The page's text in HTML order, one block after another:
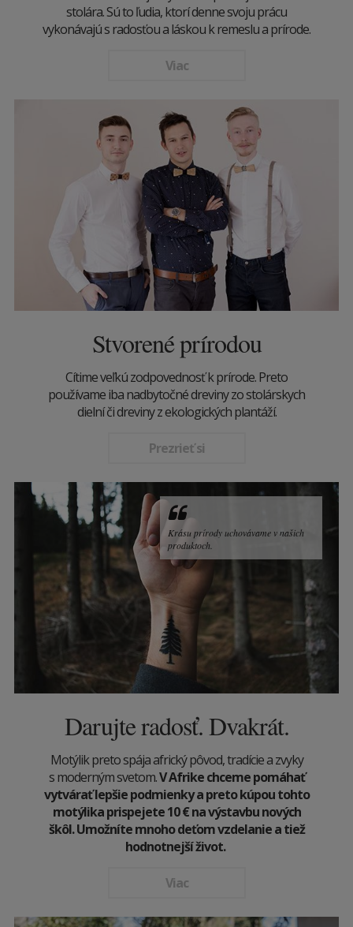
stolára. Sú to ľudia, ktorí denne svoju prácu
vykonávajú s radosťou a láskou k remeslu a prírode.
Viac
Stvorené prírodou
Cítime veľkú zodpovednosť k prírode. Preto
používame iba nadbytočné dreviny zo stolárskych
dielní či dreviny z ekologických plantáží.
Prezrieť si
Krásu prírody uchovávame v našich
produktoch.
Darujte radosť. Dvakrát.
Motýlik preto spája africký pôvod, tradície a zvyky
s moderným svetom.V Afrike chceme pomáhať
vytvárať lepšie podmienky a preto kúpou tohto
motýlika prispejete 10€na výstavbu nových
škôl. Umožníte mnoho deťom vzdelanie a tiež
hodnotnejší život.
Viac